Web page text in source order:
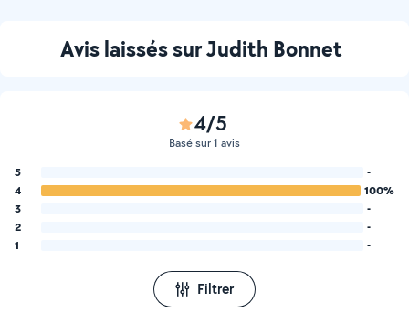
Avis laissés sur Judith Bonnet
4/5
Basé sur 1 avis
5
-
4
100%
3
-
2
-
1
-
Filtrer